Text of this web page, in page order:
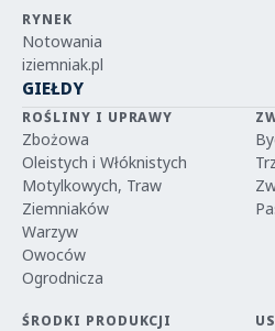
RYNEK
Notowania
iziemniak.pl
GIEŁDY
ROŚLINY I UPRAWY
Zbożowa
Oleistych i Włóknistych
Motylkowych, Traw
Ziemniaków
Warzyw
Owoców
Ogrodnicza
ŚRODKI PRODUKCJI